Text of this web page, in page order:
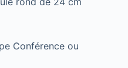
Conférence ou